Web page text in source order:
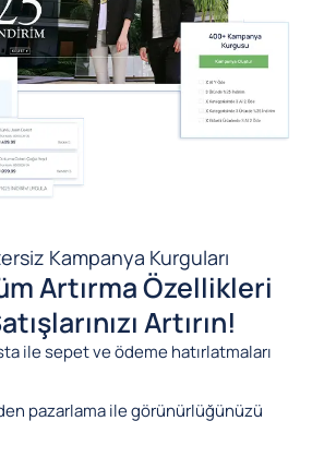
Kampanya Kurguları
Artırma Özellikleri
Artırın!
ile sepet ve ödeme hatırlatmaları
pazarlama ile görünürlüğünüzü